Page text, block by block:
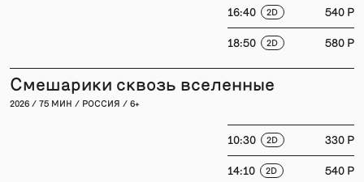
16:40 2D 540 P
18:50 2D 580 P
Смешарики сквозь вселенные
2026 / 75 МИН / РОССИЯ / 6+
10:30 2D 330 P
14:10 2D 540 P